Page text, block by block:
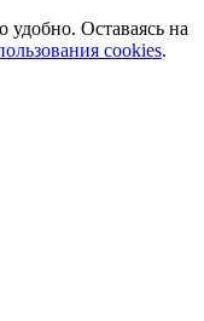
Оставаясь на
cookies.